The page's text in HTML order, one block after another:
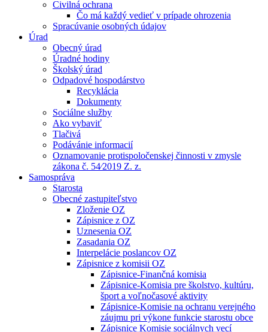
Civilná ochrana
Čo má každý vedieť v prípade ohrozenia
Spracúvanie osobných údajov
Úrad
Obecný úrad
Úradné hodiny
Školský úrad
Odpadové hospodárstvo
Recyklácia
Dokumenty
Sociálne služby
Ako vybaviť
Tlačivá
Podávánie informacií
Oznamovanie protispoločenskej činnosti v zmysle
zákona č. 54⁄2019 Z. z.
Samospráva
Starosta
Obecné zastupiteľstvo
Zloženie OZ
Zápisnice z OZ
Uznesenia OZ
Zasadania OZ
Interpelácie poslancov OZ
Zápisnice z komisii OZ
Zápisnice-Finančná komisia
Zápisnice-Komisia pre školstvo, kultúru,
šport a voľnočasové aktivity
Zápisnice-Komisie na ochranu verejného
záujmu pri výkone funkcie starostu obce
Zápisnice Komisie sociálnych vecí